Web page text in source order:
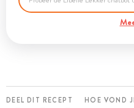
DEEL DIT RECEPT HOE VOND